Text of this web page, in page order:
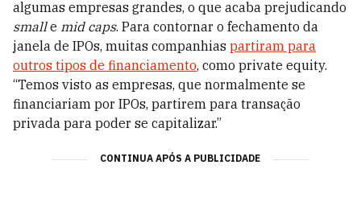
algumas empresas grandes, o que acaba prejudicando
smalle mid caps. Para contornar o fechamento da
janela de IPOs, muitas companhias partiram para
outros tipos de financiamento, como private equity.
“Temos visto as empresas, que normalmente se
financiariam por IPOs, partirem para transação
privada para poder se capitalizar.”
CONTINUA APÓS A PUBLICIDADE